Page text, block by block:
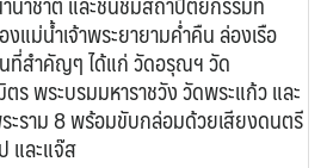
แม่น้ำเจ้าพระยายามค่ำคืน ล่องเรือ
ที่สำคัญๆ ได้แก่ วัดอรุณฯ วัด
ร พระบรมมหาราชวัง วัดพระแก้ว และ
ะราม 8 พร้อมขับกล่อมด้วยเสียงดนตรี
และแจ๊ส